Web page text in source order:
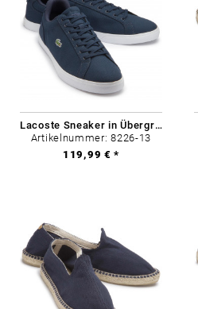
Lacoste Sneaker in Übergrößen
Artikelnummer: 8226-13
119,99 € *